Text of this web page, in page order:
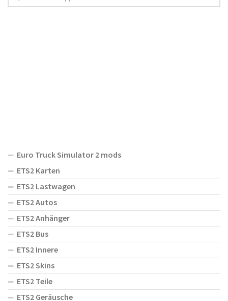
Euro Truck Simulator 2 mods
ETS2 Karten
ETS2 Lastwagen
ETS2 Autos
ETS2 Anhänger
ETS2 Bus
ETS2 Innere
ETS2 Skins
ETS2 Teile
ETS2 Geräusche